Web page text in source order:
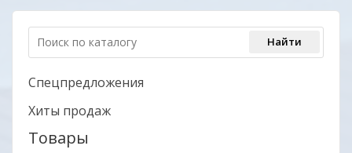
Спецпредложения
Хиты продаж
Товары